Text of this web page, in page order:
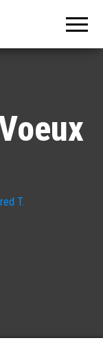
T.